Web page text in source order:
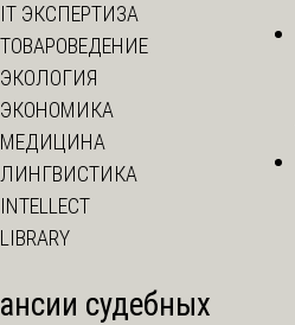
IT ЭКСПЕРТИЗА
ТОВАРОВЕДЕНИЕ
ЭКОЛОГИЯ
ЭКОНОМИКА
МЕДИЦИНА
ЛИНГВИСТИКА
INTELLECT
LIBRARY
судебных